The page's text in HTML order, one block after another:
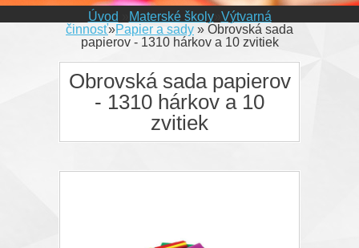
Úvod Materské školy» Výtvarná
činnosť»Papier a sady » Obrovská sada
papierov - 1310 hárkov a 10 zvitiek
Obrovská sada papierov
- 1310 hárkov a 10
zvitiek